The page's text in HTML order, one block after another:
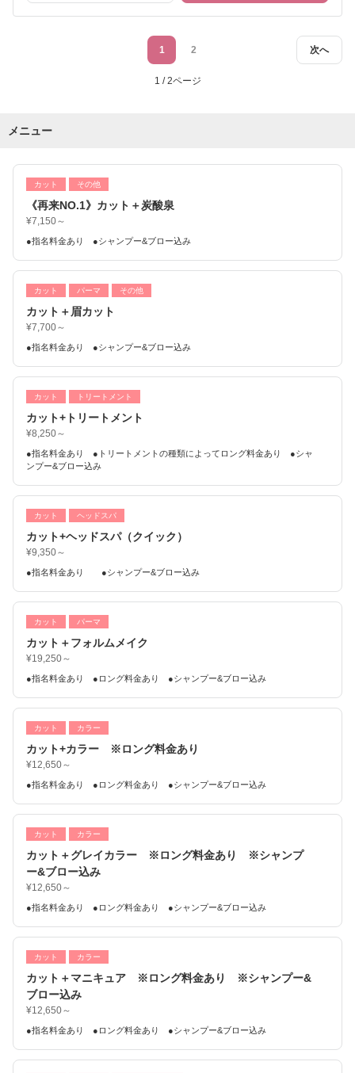
次へ
1 2
1 / 2ページ
メニュー
カット その他
《再来NO.1》カット＋炭酸泉
¥7,150～
●指名料金あり ●シャンプー&ブロー込み
カット パーマ その他
カット＋眉カット
¥7,700～
●指名料金あり ●シャンプー&ブロー込み
カット トリートメント
カット+トリートメント
¥8,250～
●指名料金あり ●トリートメントの種類によってロング料金あり ●シャ
ンプー&ブロー込み
カット ヘッドスパ
カット+ヘッドスパ（クイック）
¥9,350～
●指名料金あり ●シャンプー&ブロー込み
カット パーマ
カット＋フォルムメイク
¥19,250～
●指名料金あり ●ロング料金あり ●シャンプー&ブロー込み
カット カラー
カット+カラー ※ロング料金あり
¥12,650～
●指名料金あり ●ロング料金あり ●シャンプー&ブロー込み
カット カラー
カット＋グレイカラー ※ロング料金あり ※シャンプ
ー&ブロー込み
¥12,650～
●指名料金あり ●ロング料金あり ●シャンプー&ブロー込み
カット カラー
カット＋マニキュア ※ロング料金あり ※シャンプー&
ブロー込み
¥12,650～
●指名料金あり ●ロング料金あり ●シャンプー&ブロー込み